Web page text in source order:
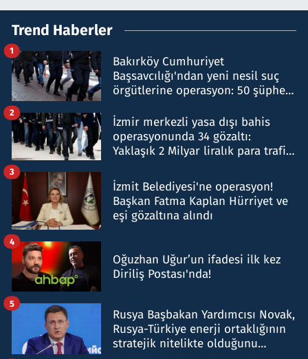
Trend Haberler
Bakırköy Cumhuriyet
Başsavcılığı'ndan yeni nesil suç
örgütlerine operasyon: 50 şüpheli
1
İzmir merkezli yasa dışı bahis
operasyonunda 34 gözaltı:
Yaklaşık 2 Milyar liralık para trafiği
2
İzmit Belediyesi'ne operasyon!
Başkan Fatma Kaplan Hürriyet ve
eşi gözaltına alındı
3
Oğuzhan Uğur’un ifadesi ilk kez
Diriliş Postası'nda!
4
Rusya Başbakan Yardımcısı Novak,
Rusya-Türkiye enerji ortaklığının
stratejik nitelikte olduğunu
5